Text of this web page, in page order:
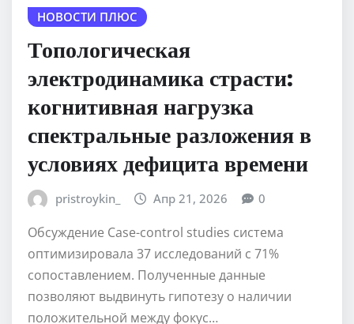
НОВОСТИ ПЛЮС
Топологическая
электродинамика страсти:
когнитивная нагрузка
спектральные разложения в
условиях дефицита времени
pristroykin_ Апр 21, 2026 0
Обсуждение Case-control studies система
оптимизировала 37 исследований с 71%
сопоставлением. Полученные данные
позволяют выдвинуть гипотезу о наличии
положительной между фокус…